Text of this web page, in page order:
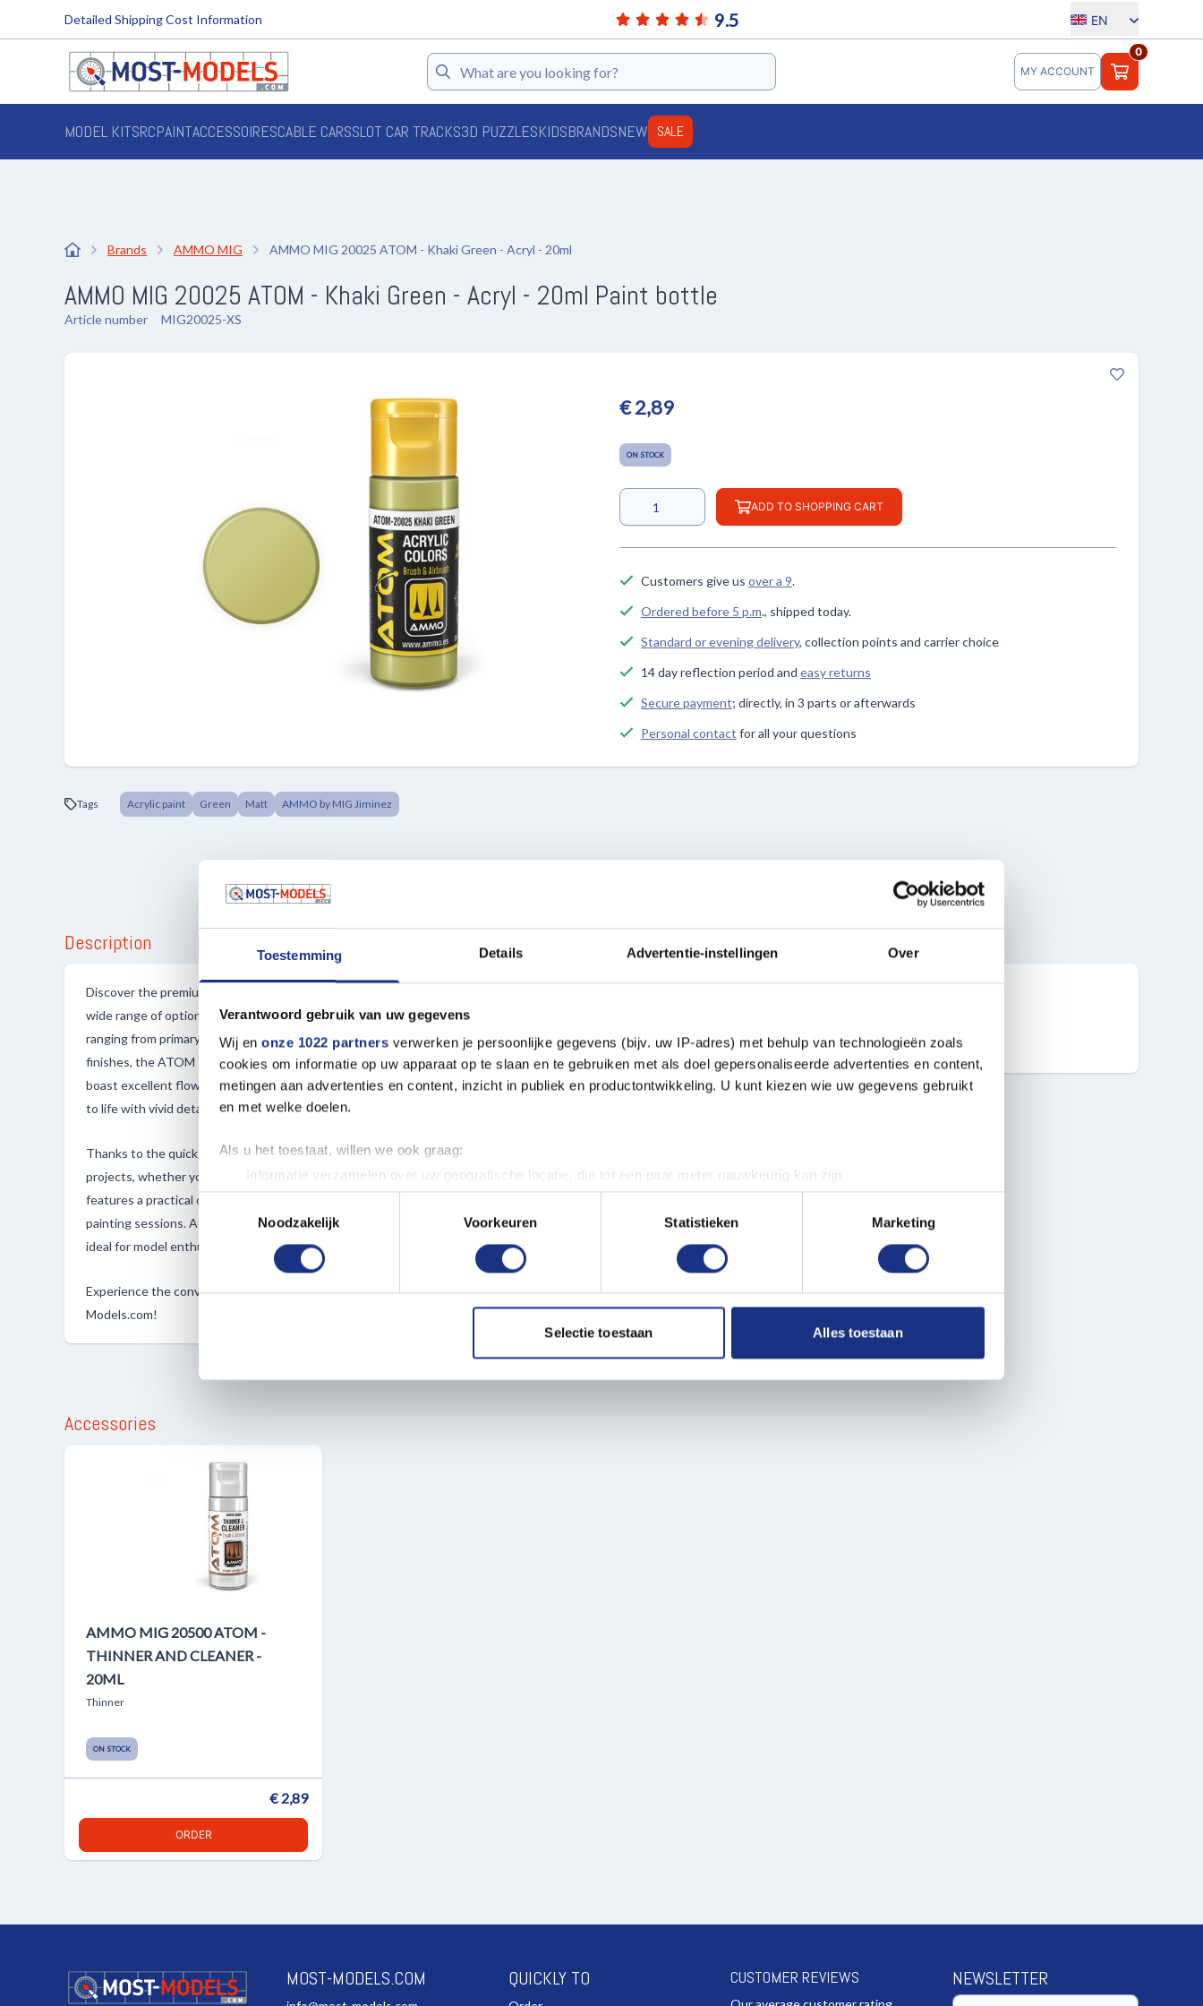
Toestemming Details Advertentie-instellingen Over
Verantwoord gebruik van uw gegevens
Wij en onze 1022 partners verwerken je persoonlijke gegevens (bijv. uw IP-adres) met behulp van technologieën zoals
cookies om informatie op uw apparaat op te slaan en te gebruiken met als doel gepersonaliseerde advertenties en content,
metingen aan advertenties en content, inzicht in publiek en productontwikkeling. U kunt kiezen wie uw gegevens gebruikt
en met welke doelen.
Als u het toestaat, willen we ook graag:
Informatie verzamelen over uw geografische locatie, die tot een paar meter nauwkeurig kan zijn
Uw apparaat identificeren door het actief te scannen op specifieke eigenschappen (fingerprinting)
Lees meer over hoe uw persoonlijke gegevens worden verwerkt en stel uw voorkeuren in het
detailgedeeltein. U kunt uw
toestemming op elk moment wijzigen of intrekken in de Cookieverklaring.
websiteverkeer te analyseren. Ook delen we informatie over uw gebruik van onze site met onze partners voor social
media, adverteren en analyse. Deze partners kunnen deze gegevens combineren met andere informatie die u aan ze heeft
Toestemmingsselectie
Noodzakelijk
Voorkeuren Statistieken Marketing
Selectie toestaan Alles toestaan
9.5
Detailed Shipping Cost Information EN
MY ACCOUNT
0
Search
MODEL KITSRCPAINTACCESSOIRESCABLE CARSSLOT CAR TRACKS3D PUZZLESKIDSBRANDSNEW SALE
Brands AMMO MIG AMMO MIG 20025 ATOM - Khaki Green - Acryl - 20ml
AMMO MIG 20025 ATOM - Khaki Green - Acryl - 20ml Paint bottle
Article number MIG20025-XS
€ 2,89
ON STOCK
ADD TO SHOPPING CART
Customers give us over a 9.
Ordered before 5 p.m., shipped today.
Standard or evening delivery, collection points and carrier choice
14 day reflection period and easy returns
Secure payment; directly, in 3 parts or afterwards
Personal contact for all your questions
Tags Acrylic paint Green Matt AMMO by MIG Jiminez
Description
Discover the premium ATOM colors by AMMO MIG, meticulously selected to offer a
wide range of options for your projects. With a collection of 180 different colors,
ranging from primary, light, and vibrant shades to washable colors and metallic
finishes, the ATOM series delivers unmatched quality and diversity. These paints
boast excellent flow properties and impressive color intensity, bringing your models
to life with vivid details.
Thanks to the quick and robust drying of the paint, you can efficiently work on your
projects, whether you're using a brush or an airbrush. The convenient 20ml bottle
features a practical one-handed cap, allowing for quick and easy dispensing during
painting sessions. Additionally, these paints are non-toxic and odorless, making them
ideal for model enthusiasts and hobbyists alike.
Experience the convenience and versatility of ATOM bottles, available at Most-
Models.com!
Properties
Accessories
AMMO MIG 20500 ATOM -
THINNER AND CLEANER -
20ML
Thinner
ON STOCK
€ 2,89
ORDER
MOST-MODELS.COM QUICKLY TO CUSTOMER REVIEWS NEWSLETTER